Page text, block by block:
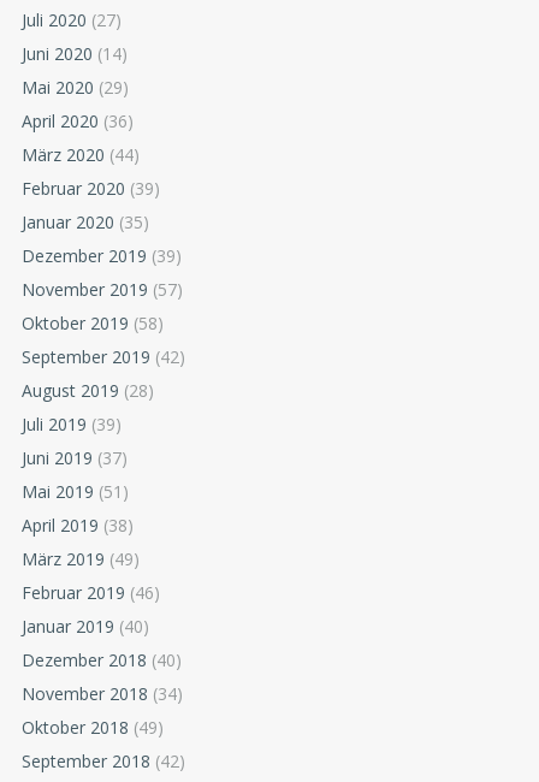
Juli 2020 (27)
Juni 2020 (14)
Mai 2020 (29)
April 2020 (36)
März 2020 (44)
Februar 2020 (39)
Januar 2020 (35)
Dezember 2019 (39)
November 2019 (57)
Oktober 2019 (58)
September 2019 (42)
August 2019 (28)
Juli 2019 (39)
Juni 2019 (37)
Mai 2019 (51)
April 2019 (38)
März 2019 (49)
Februar 2019 (46)
Januar 2019 (40)
Dezember 2018 (40)
November 2018 (34)
Oktober 2018 (49)
September 2018 (42)